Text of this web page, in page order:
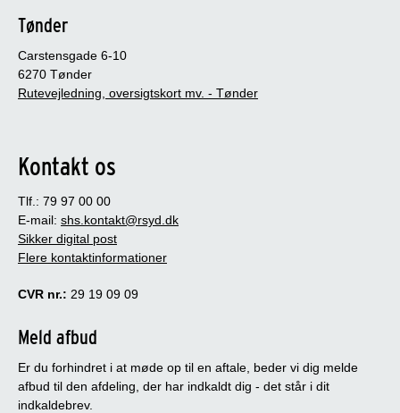
Tønder
Carstensgade 6-10
6270 Tønder
Rutevejledning, oversigtskort mv. - Tønder
Kontakt os
Tlf.: 79 97 00 00
E-mail: shs.kontakt@rsyd.dk
Sikker digital post
Flere kontaktinformationer
CVR nr.: 29 19 09 09
Meld afbud
Er du forhindret i at møde op til en aftale, beder vi dig melde
afbud til den afdeling, der har indkaldt dig - det står i dit
indkaldebrev.